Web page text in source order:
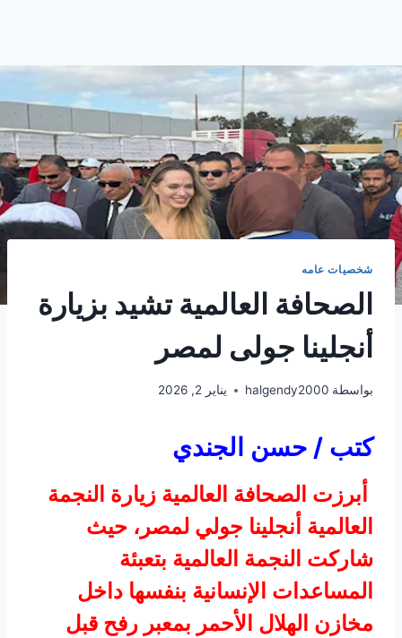
شخصيات عامه
الصحافة العالمية تشيد بزيارة
أنجلينا جولى لمصر
بواسطة halgendy2000 يناير 2, 2026
كتب / حسن الجندي
أبرزت الصحافة العالمية زيارة النجمة
العالمية أنجلينا جولي لمصر، حيث
شاركت النجمة العالمية بتعبئة
المساعدات الإنسانية بنفسها داخل
مخازن الهلال الأحمر بمعبر رفح قبل